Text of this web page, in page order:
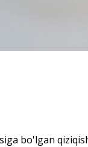
bo'lgan